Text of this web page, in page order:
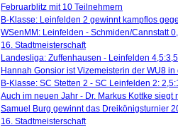
Februarblitz mit 10 Teilnehmern
B-Klasse: Leinfelden 2 gewinnt kampflos
WSenMM: Leinfelden - Schmiden/Cannstatt
16. Stadtmeisterschaft
Landesliga: Zuffenhausen - Leinfelden 4,5:3,5
Hannah Gonsior ist Vizemeisterin der WU8 in
B-Klasse: SC Stetten 2 - SC Leinfelden 2:
Auch im neuen Jahr - Dr. Markus Kottke
Samuel Burg gewinnt das Dreikönigsturnier
16. Stadtmeisterschaft